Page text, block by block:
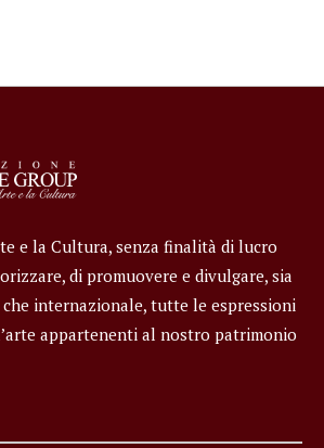
e la Cultura, senza finalità di lucro
di promuovere e divulgare, sia
internazionale, tutte le espressioni
appartenenti al nostro patrimonio